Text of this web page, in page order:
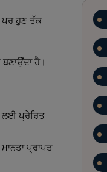
ਪਰ ਹੁਣ ਤੱਕ
ਹੈ।
ਲਈ ਪ੍ਰੇਰਿਤ
ਪ੍ਰਾਪਤ